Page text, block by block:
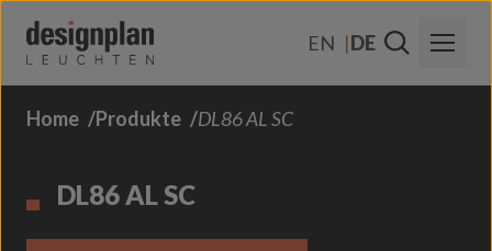
EN
DE
Über Uns
Home Produkte DL86 AL SC
DL86 AL SC